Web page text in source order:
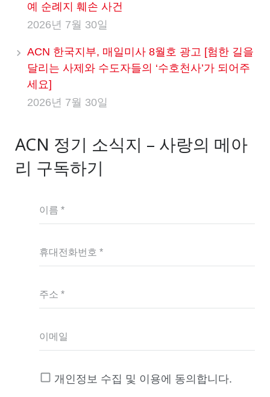
예 순례지 훼손 사건
2026년 7월 30일
ACN 한국지부, 매일미사 8월호 광고 [험한 길을
달리는 사제와 수도자들의 ‘수호천사’가 되어주
세요]
2026년 7월 30일
ACN 정기 소식지 – 사랑의 메아
리 구독하기
이름 *
휴대전화번호 *
주소 *
이메일
개인정보 수집 및 이용에 동의합니다.